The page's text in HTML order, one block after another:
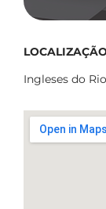
Ingleses do